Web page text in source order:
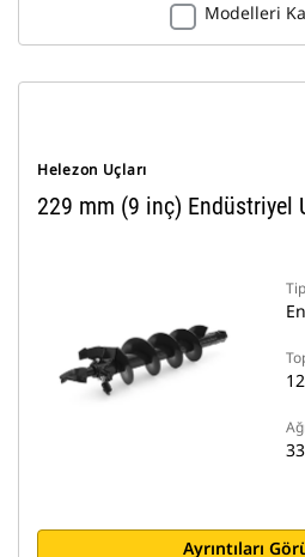
Modelleri
Helezon Uçları
229 mm (9 inç) Endüstriyel
Tip
Ayrıntıları